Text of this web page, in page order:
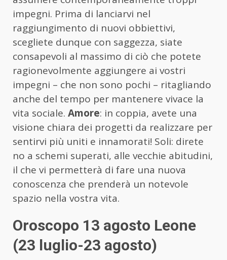
impegni. Prima di lanciarvi nel
raggiungimento di nuovi obbiettivi,
scegliete dunque con saggezza, siate
consapevoli al massimo di ciò che potete
ragionevolmente aggiungere ai vostri
impegni – che non sono pochi – ritagliando
anche del tempo per mantenere vivace la
vita sociale. Amore: in coppia, avete una
visione chiara dei progetti da realizzare per
sentirvi più uniti e innamorati! Soli: direte
no a schemi superati, alle vecchie abitudini,
il che vi permetterà di fare una nuova
conoscenza che prenderà un notevole
spazio nella vostra vita.
Oroscopo 13 agosto Leone
(23 luglio-23 agosto)